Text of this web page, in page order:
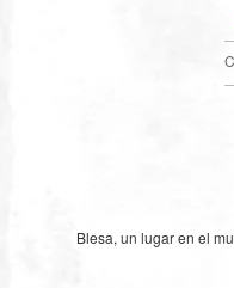
Blesa, un lugar en el